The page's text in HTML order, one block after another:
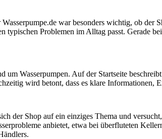
war besonders wichtig, ob der
Problemen im Alltag passt. Gerade
um Wasserpumpen. Auf der Startseite
wird betont, dass es klare Informationen,
der Shop auf ein einziges Thema und
anbietet, etwa bei überfluteten